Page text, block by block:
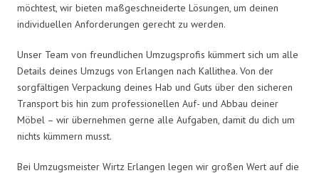
möchtest, wir bieten maßgeschneiderte Lösungen, um deinen
individuellen Anforderungen gerecht zu werden.
Unser Team von freundlichen Umzugsprofis kümmert sich um alle
Details deines Umzugs von Erlangen nach Kallithea. Von der
sorgfältigen Verpackung deines Hab und Guts über den sicheren
Transport bis hin zum professionellen Auf- und Abbau deiner
Möbel – wir übernehmen gerne alle Aufgaben, damit du dich um
nichts kümmern musst.
Bei Umzugsmeister Wirtz Erlangen legen wir großen Wert auf die